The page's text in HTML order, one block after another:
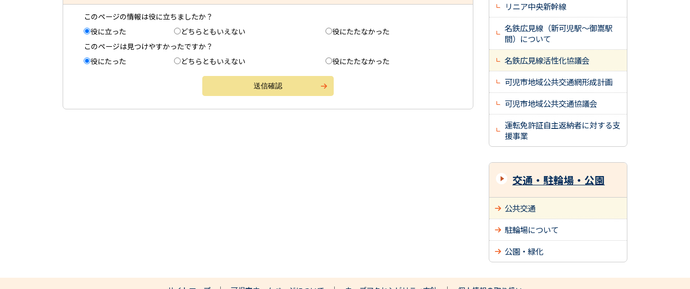
このページの情報は役に立ちましたか？
役に立った
どちらともいえない
役にたたなかった
このページは見つけやすかったですか？
役にたった
どちらともいえない 役にたたなかった
リニア中央新幹線
名鉄広見線（新可児駅～御嵩駅
間）について
名鉄広見線活性化協議会
可児市地域公共交通網形成計画
可児市地域公共交通協議会
運転免許証自主返納者に対する支
援事業
交通・駐輪場・公園
公共交通
駐輪場について
公園・緑化